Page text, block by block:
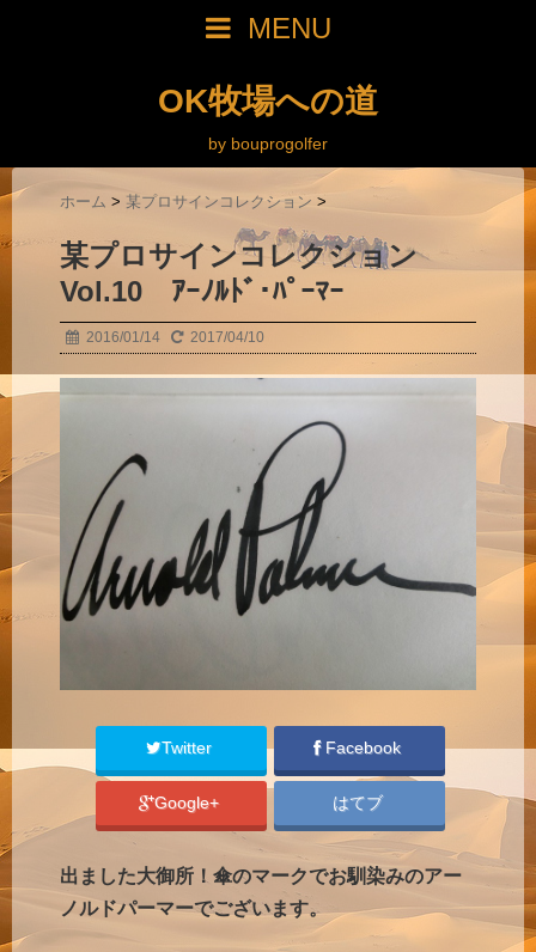
MENU
OK牧場への道
by bouprogolfer
ホーム > 某プロサインコレクション >
某プロサインコレクション
Vol.10 ｱｰﾉﾙﾄﾞ･ﾊﾟｰﾏｰ
2016/01/14 2017/04/10
Twitter Facebook
Google+ はてブ
出ました大御所！傘のマークでお馴染みのアー
ノルドパーマーでございます。